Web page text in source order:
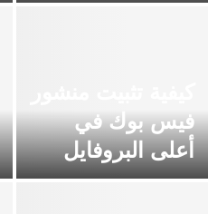
فيس بوك في
أعلى البروفايل